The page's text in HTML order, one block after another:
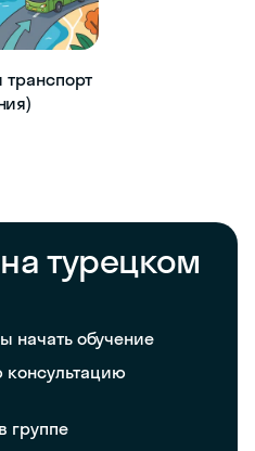
транспорт
турецком
начать обучение
консультацию
группе